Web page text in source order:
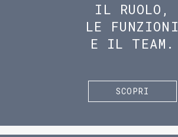
IL RUOLO,
LE FUNZIONI
E IL TEAM.
SCOPRI